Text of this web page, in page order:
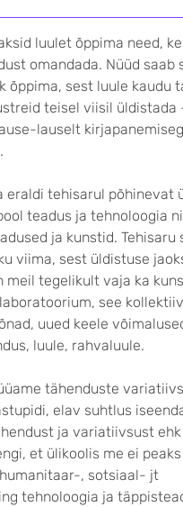
luulet õppima need,
omandada. Nüüd saab
õppima, sest luule kaudu
teisel viisil üldistada
lauselt
eraldi tehisarul põhinevat
teadus ja tehnoloogia
ja kunstid. Tehisaru
viima, sest üldistuse
meil tegelikult vaja ka
see
uued keele
luule, rahvaluule.
tähenduste
elav suhtlus
ja variatiivsust
et ülikoolis me ei peaks
, sotsiaal- jt
tehnoloogia ja